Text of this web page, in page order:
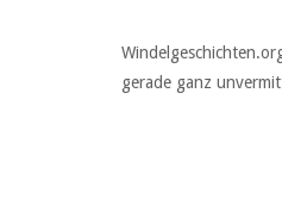
gerade ganz